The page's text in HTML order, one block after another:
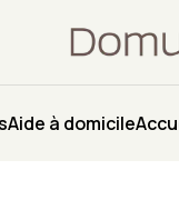
Aide à domicile